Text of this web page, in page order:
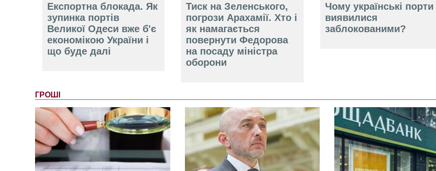
Експортна блокада. Як
зупинка портів
Великої Одеси вже б'є
економікою України і
що буде далі
Тиск на Зеленського,
погрози Арахамії. Хто і
як намагається
повернути Федорова
на посаду міністра
оборони
Чому українські порти
виявилися
заблокованими?
ГРОШІ